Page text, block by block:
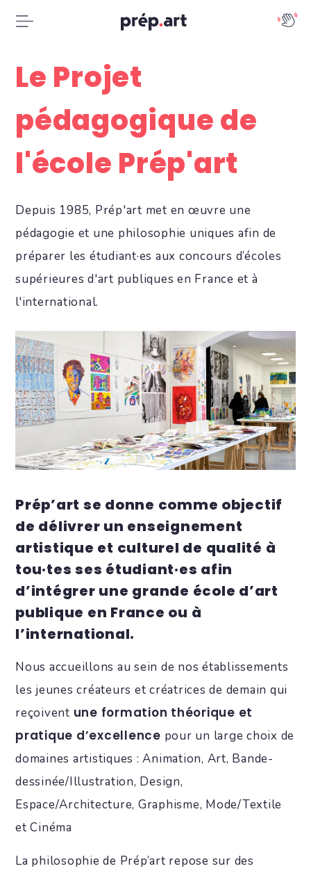
Le Projet
pédagogique de
l'école Prép'art
Depuis 1985, Prép'art met en œuvre une
pédagogie et une philosophie uniques afin de
préparer les étudiant·es aux concours d’écoles
supérieures d'art publiques en France et à
l'international.
Prép’art se donne comme objectif
de délivrer un enseignement
artistique et culturel de qualité à
tou·tes ses étudiant·es afin
d’intégrer une grande école d’art
publique en France ou à
l’international.
Nous accueillons au sein de nos établissements
les jeunes créateurs et créatrices de demain qui
reçoivent une formation théorique et
pratique d’excellence pour un large choix de
domaines artistiques : Animation, Art, Bande-
dessinée/Illustration, Design,
Espace/Architecture, Graphisme, Mode/Textile
et Cinéma
La philosophie de Prép’art repose sur des